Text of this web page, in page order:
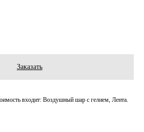
Заказать
входит: Воздушный шар с гелием, Лента.